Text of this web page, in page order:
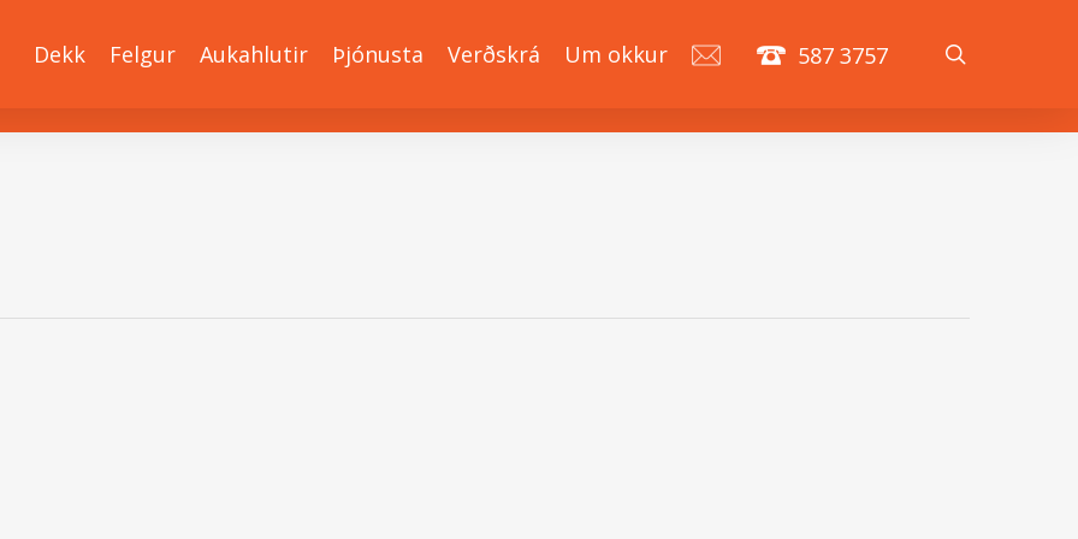
Dekk Felgur Aukahlutir Þjónusta Verðskrá Um okkur 587 3757